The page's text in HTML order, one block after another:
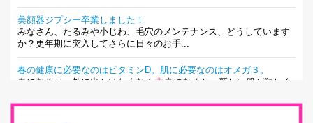
美顔器ジプシー卒業しました！
みなさん、たるみや小じわ、毛穴のメンテナンス、どうしています
か？更年期に突入してさらに日々のお手...
春の健康に必要なのはビタミンD。肌に必要なのはオメガ３。
春になると、外に出かけたくなる
春になると、新しい服が欲しく